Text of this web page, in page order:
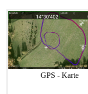
GPS - Karte